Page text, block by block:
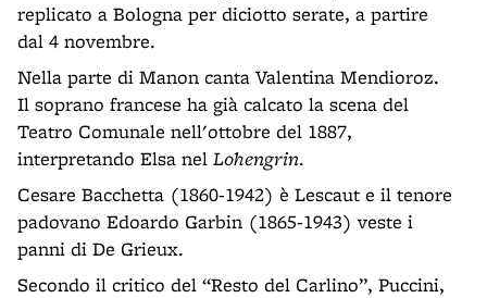
replicato a Bologna per diciotto serate, a partire
dal 4 novembre.
Nella parte di Manon canta Valentina Mendioroz.
Il soprano francese ha già calcato la scena del
Teatro Comunale nell'ottobre del 1887,
interpretando Elsa nel Lohengrin.
Cesare Bacchetta (1860-1942) è Lescaut e il tenore
padovano Edoardo Garbin (1865-1943) veste i
panni di De Grieux.
Secondo il critico del “Resto del Carlino”, Puccini,